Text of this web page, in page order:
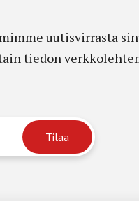
uutisvirrasta
tiedon